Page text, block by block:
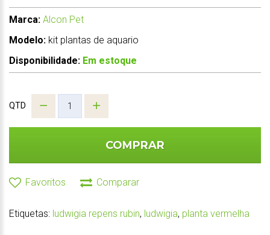
Marca: Alcon Pet
Modelo: kit plantas de aquario
Disponibilidade: Em estoque
QTD
COMPRAR
Favoritos Comparar
Etiquetas: ludwigia repens rubin, ludwigia, planta vermelha